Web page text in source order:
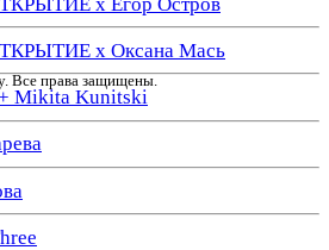
х Оксана Мась
Mikita Kunitski
права защищены.